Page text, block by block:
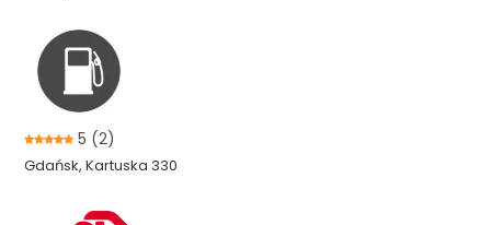
5 (2)
Gdańsk, Kartuska 330